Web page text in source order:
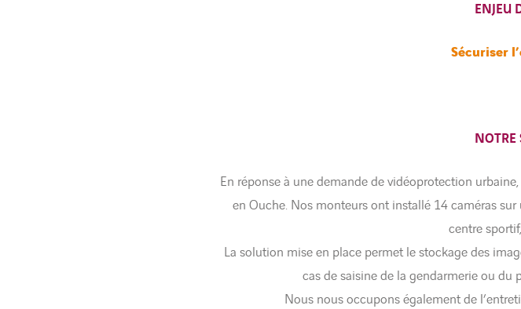
ENJEU
Sécuriser
NOTRE
En réponse à une demande de vidéoprotection
en Ouche. Nos monteurs ont installé 14 caméras
centre
La solution mise en place permet le stockage des
cas de saisine de la gendarmerie ou du
Nous nous occupons également de